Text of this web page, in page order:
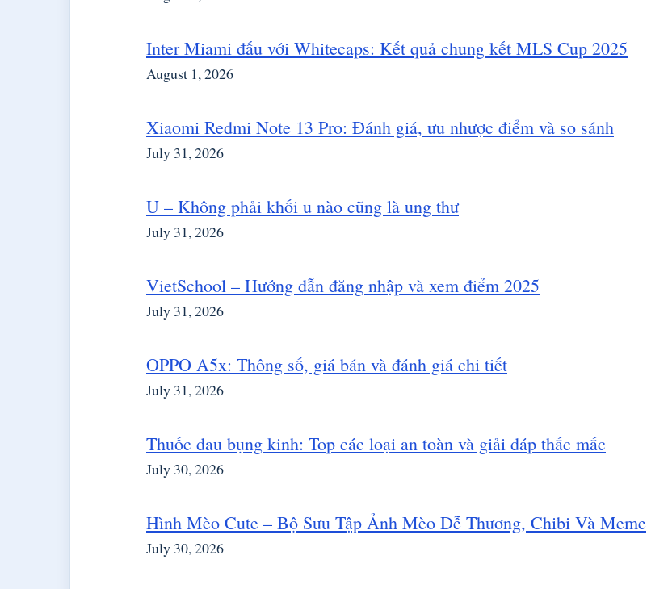
Inter Miami đấu với Whitecaps: Kết quả chung kết MLS Cup 2025
August 1, 2026
Xiaomi Redmi Note 13 Pro: Đánh giá, ưu nhược điểm và so sánh
July 31, 2026
U – Không phải khối u nào cũng là ung thư
July 31, 2026
VietSchool – Hướng dẫn đăng nhập và xem điểm 2025
July 31, 2026
OPPO A5x: Thông số, giá bán và đánh giá chi tiết
July 31, 2026
Thuốc đau bụng kinh: Top các loại an toàn và giải đáp thắc mắc
July 30, 2026
Hình Mèo Cute – Bộ Sưu Tập Ảnh Mèo Dễ Thương, Chibi Và Meme
July 30, 2026